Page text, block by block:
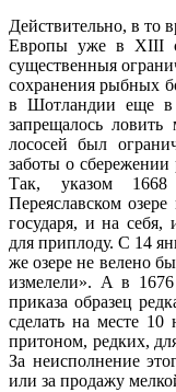
Действительно, в то
Европы уже в XIII
существенныя
сохранения рыбных
в Шотландии еще в
запрещалось
лососей был
заботы о
Так, указом 1668
Переяславском
государя, и на себя,
для приплоду. С 14
же озере не велено
измелели». А в
приказа образец
сделать на месте
притоном, редких,
За неисполнение
или за продажу